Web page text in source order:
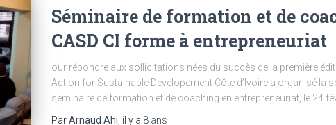
Séminaire de formation et de
CASD CI forme à entrepreneuriat
our répondre aux sollicitations nées du succès de la première
Action for Sustainable Developement Côte d’Ivoire a organisé la
séminaire de formation et de coaching en entrepreneuriat, le 24
ParArnaud Ahi , il y a 8 ans